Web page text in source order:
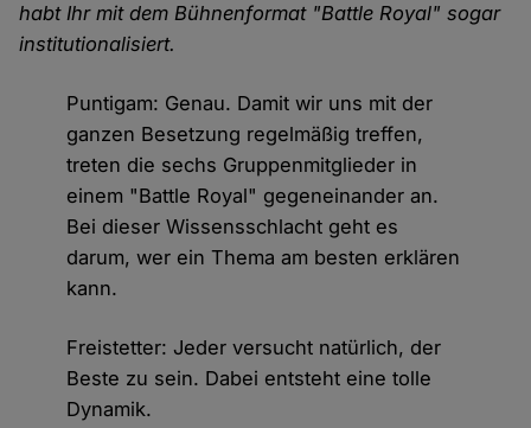
habt Ihr mit dem Bühnenformat "Battle Royal" sogar
institutionalisiert.
Puntigam: Genau. Damit wir uns mit der
ganzen Besetzung regelmäßig treffen,
treten die sechs Gruppenmitglieder in
einem "Battle Royal" gegeneinander an.
Bei dieser Wissensschlacht geht es
darum, wer ein Thema am besten erklären
kann.
Freistetter: Jeder versucht natürlich, der
Beste zu sein. Dabei entsteht eine tolle
Dynamik.